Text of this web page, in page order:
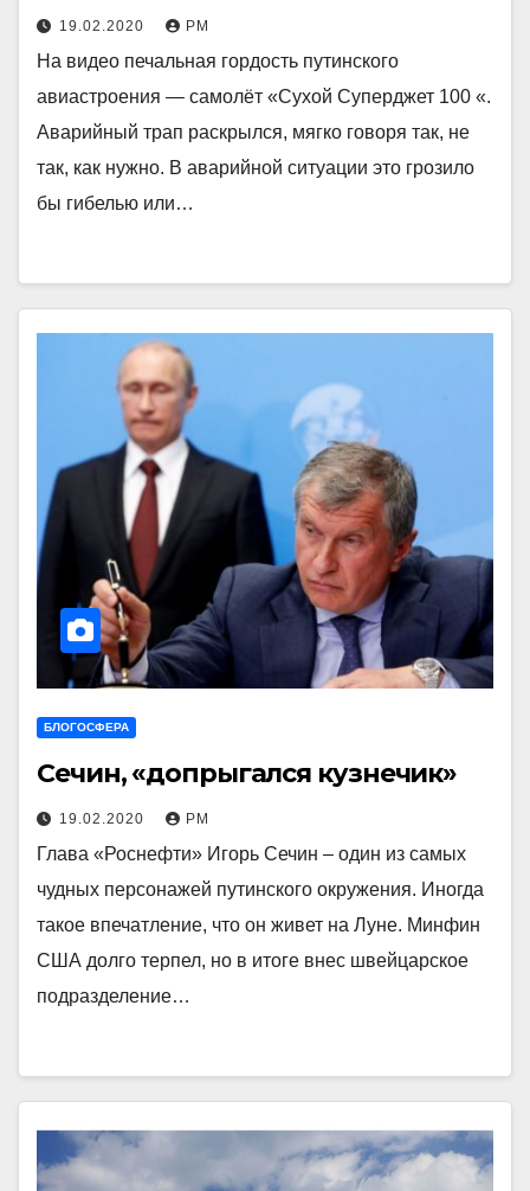
19.02.2020 РМ
На видео печальная гордость путинского
авиастроения — самолёт «Сухой Суперджет 100 «.
Аварийный трап раскрылся, мягко говоря так, не
так, как нужно. В аварийной ситуации это грозило
бы гибелью или…
БЛОГОСФЕРА
Сечин, «допрыгался кузнечик»
19.02.2020 РМ
Глава «Роснефти» Игорь Сечин – один из самых
чудных персонажей путинского окружения. Иногда
такое впечатление, что он живет на Луне. Минфин
США долго терпел, но в итоге внес швейцарское
подразделение…